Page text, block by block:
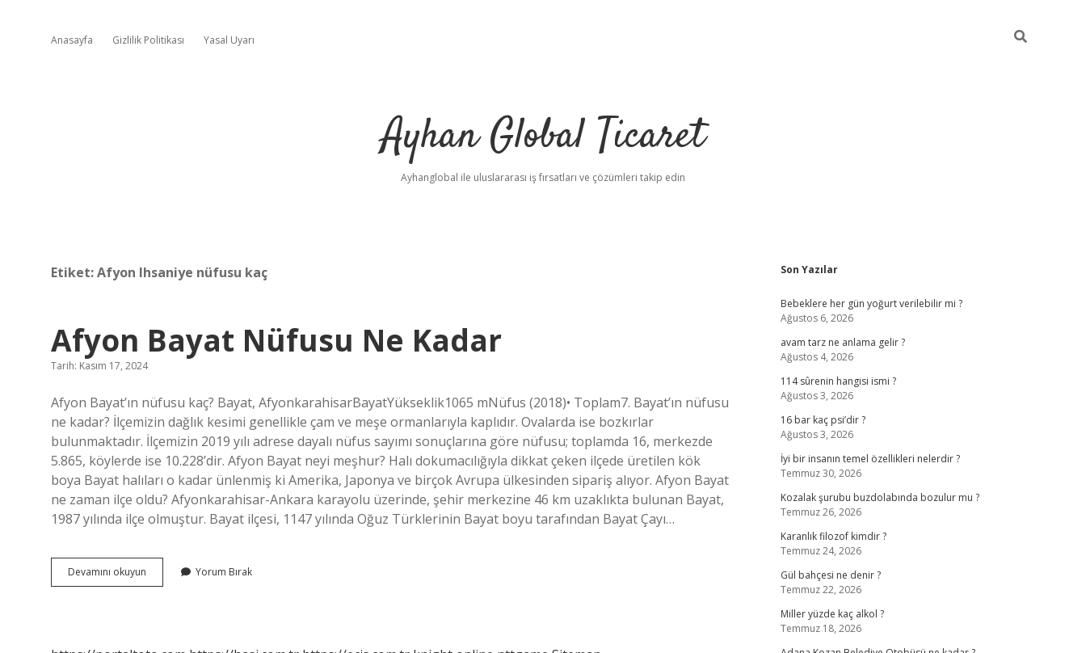
Anasayfa Gizlilik Politikası Yasal Uyarı
Ayhan Global Ticaret
Ayhanglobal ile uluslararası iş fırsatları ve çözümleri takip edin
Etiket:Afyon Ihsaniye nüfusu kaç
Afyon Bayat Nüfusu Ne Kadar
Tarih: Kasım 17, 2024
Afyon Bayat’ın nüfusu kaç? Bayat, AfyonkarahisarBayatYükseklik1065 mNüfus (2018)• Toplam7. Bayat’ın nüfusu
ne kadar? İlçemizin dağlık kesimi genellikle çam ve meşe ormanlarıyla kaplıdır. Ovalarda ise bozkırlar
bulunmaktadır. İlçemizin 2019 yılı adrese dayalı nüfus sayımı sonuçlarına göre nüfusu; toplamda 16, merkezde
5.865, köylerde ise 10.228’dir. Afyon Bayat neyi meşhur? Halı dokumacılığıyla dikkat çeken ilçede üretilen kök
boya Bayat halıları o kadar ünlenmiş ki Amerika, Japonya ve birçok Avrupa ülkesinden sipariş alıyor. Afyon Bayat
ne zaman ilçe oldu? Afyonkarahisar-Ankara karayolu üzerinde, şehir merkezine 46 km uzaklıkta bulunan Bayat,
1987 yılında ilçe olmuştur. Bayat ilçesi, 1147 yılında Oğuz Türklerinin Bayat boyu tarafından Bayat Çayı…
Devamını okuyun
Bayat
Yorum Bırak
Sidebar
Son Yazılar
Bebeklere her gün yoğurt verilebilir mi ?
Ağustos 6, 2026
avam tarz ne anlama gelir ?
Ağustos 4, 2026
114 sûrenin hangisi ismi ?
Ağustos 3, 2026
16 bar kaç psi’dir ?
Ağustos 3, 2026
İyi bir insanın temel özellikleri nelerdir ?
Temmuz 30, 2026
Kozalak şurubu buzdolabında bozulur mu ?
Temmuz 26, 2026
Karanlık filozof kimdir ?
Temmuz 24, 2026
Gül bahçesi ne denir ?
Temmuz 22, 2026
Miller yüzde kaç alkol ?
Temmuz 18, 2026